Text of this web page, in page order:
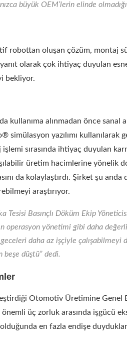
büyük OEM’lerin elinde
robottan oluşan çözüm, montaj
olarak çok ihtiyaç duyulan
bekliyor.
kullanıma alınmadan önce sanal
simülasyon yazılımı kullanılarak
sırasında ihtiyaç duyulan
üretim hacimlerine yönelik
da kolaylaştırdı. Şirket şu
araştırıyor.
Tesisi Basınçlı Döküm Ekip
operasyon yönetimi gibi daha
daha az işçiyle
beşe düştü” dedi.
Otomotiv Üretimine Genel
üç zorluk arasında işgücü
en fazla endişe